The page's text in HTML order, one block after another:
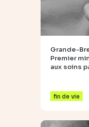
Grande-
Premier
aux soins
fin de vie